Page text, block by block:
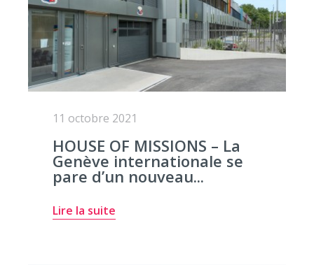
11 octobre 2021
HOUSE OF MISSIONS – La
Genève internationale se
pare d’un nouveau...
Lire la suite